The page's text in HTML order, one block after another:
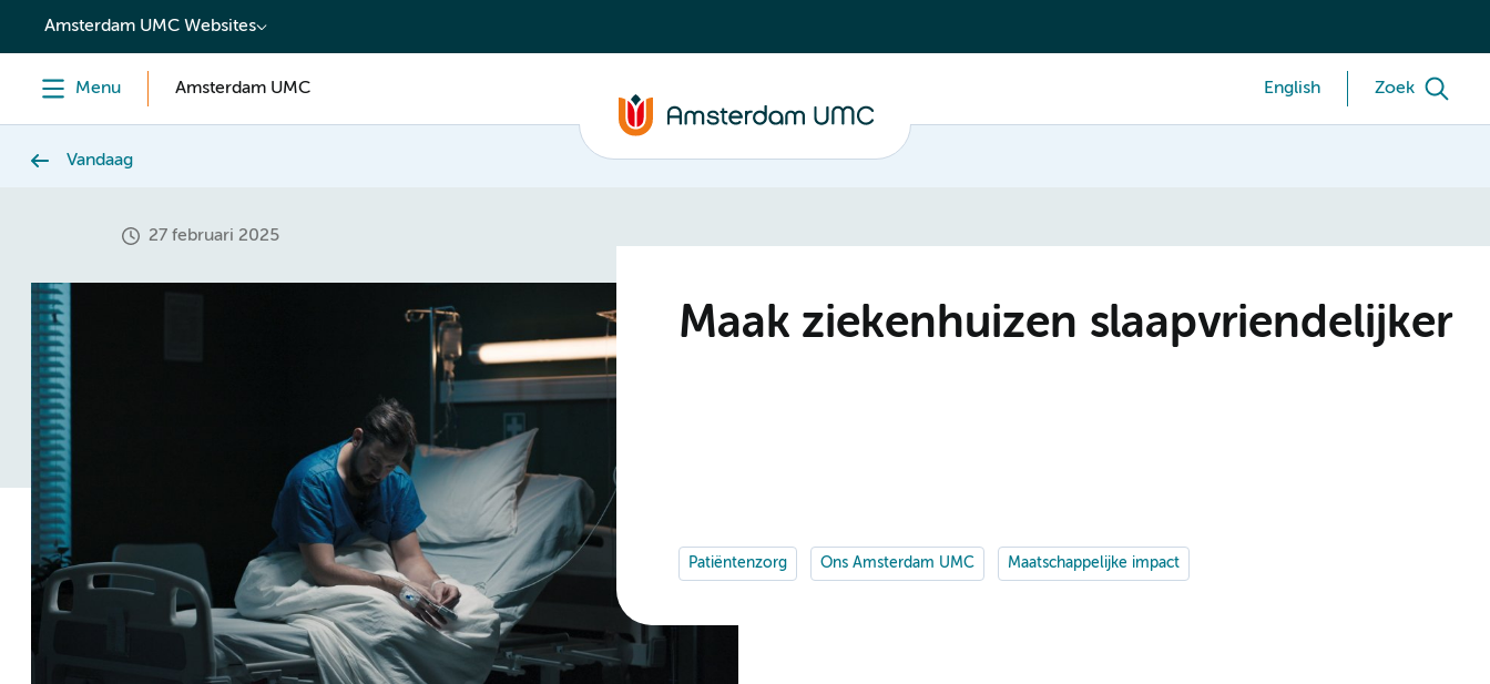
content
Amsterdam UMC Websites
Menu Amsterdam UMC English Zoek
Vandaag
27 februari 2025
Maak ziekenhuizen slaapvriendelijker
Patiëntenzorg Ons Amsterdam UMC Maatschappelijke impact